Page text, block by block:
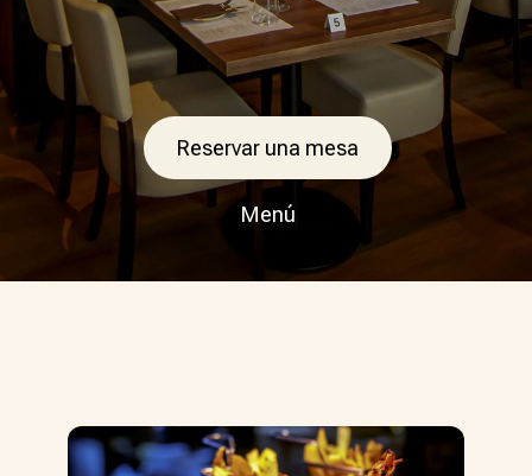
Reservar una mesa
Menú